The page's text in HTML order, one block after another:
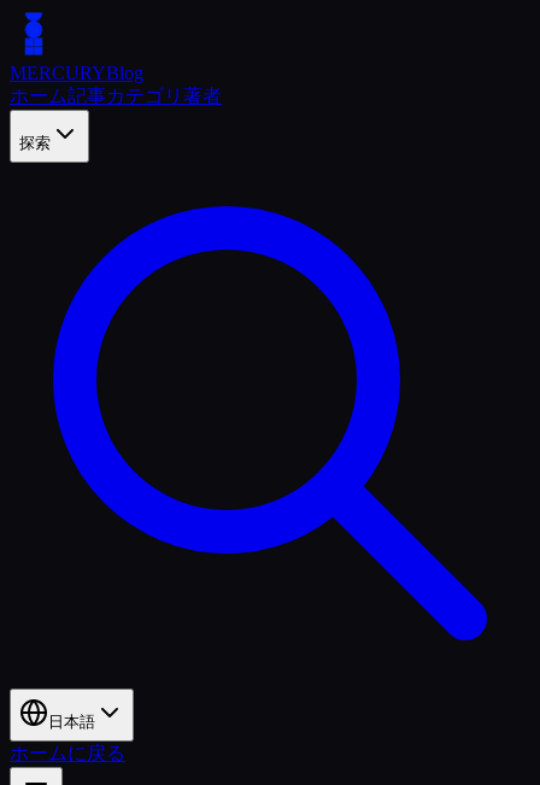
MERCURYBlog
ホーム記事カテゴリ 著者
探索
日本語
ホームに戻る